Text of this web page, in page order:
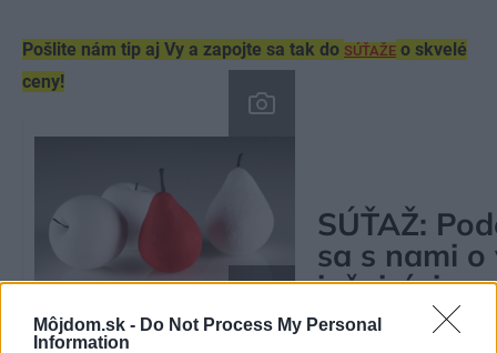
Môjdom.sk - Do Not Process My Personal
Information
Pošlite nám tip aj Vy a zapojte sa tak do SÚŤAŽE o skvelé
ceny!
SÚŤAŽ: Pod
sa s nami o
inšpirácie